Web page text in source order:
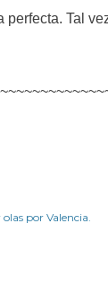
perfecta. Tal
por Valencia.